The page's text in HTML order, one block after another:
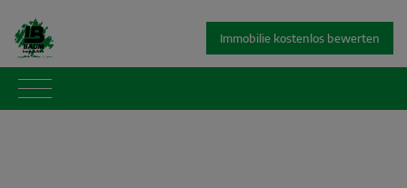
Immobilie kostenlos bewerten